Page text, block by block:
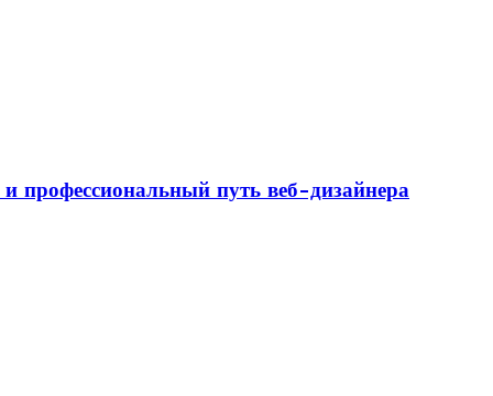
профессиональный путь веб-дизайнера